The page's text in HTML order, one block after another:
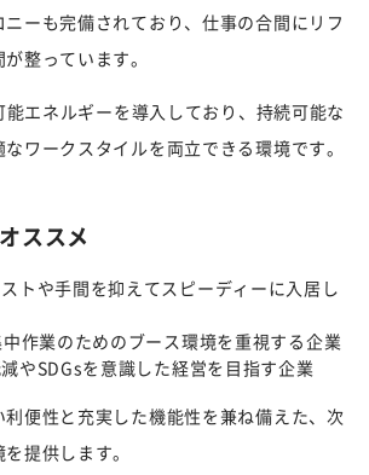
ーも完備されており、仕事の合間にリフ
整っています。
エネルギーを導入しており、持続可能な
ワークスタイルを両立できる環境です。
ススメ
トや手間を抑えてスピーディーに入居し
作業のためのブース環境を重視する企業
やSDGsを意識した経営を目指す企業
利便性と充実した機能性を兼ね備えた、次
提供します。